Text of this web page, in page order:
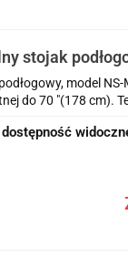
stojak
model
do 70 "(178 cm).